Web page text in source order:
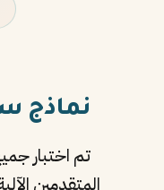
نماذج
تم اختبار